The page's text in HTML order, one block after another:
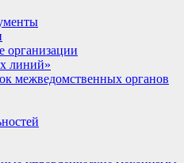
организации
линий»
межведомственных органов